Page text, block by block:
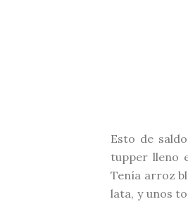
Esto de
tupper lleno
Tenía arroz
lata, y unos